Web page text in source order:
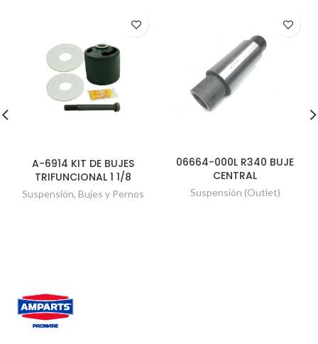
A-6914 KIT DE BUJES
TRIFUNCIONAL 1 1/8
Suspensión, Bujes y Pernos
06664-000L R340 BUJE
CENTRAL
Suspensión (Outlet)